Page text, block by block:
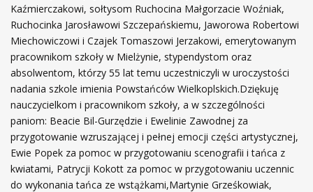
Kaźmierczakowi, sołtysom Ruchocina Małgorzacie Woźniak,
Ruchocinka Jarosławowi Szczepańskiemu, Jaworowa Robertowi
Miechowiczowi i Czajek Tomaszowi Jerzakowi, emerytowanym
pracownikom szkoły w Mielżynie, stypendystom oraz
absolwentom, którzy 55 lat temu uczestniczyli w uroczystości
nadania szkole imienia Powstańców Wielkoplskich.Dziękuję
nauczycielkom i pracownikom szkoły, a w szczególności
paniom: Beacie Bil-Gurzędzie i Ewelinie Zawodnej za
przygotowanie wzruszającej i pełnej emocji części artystycznej,
Ewie Popek za pomoc w przygotowaniu scenografii i tańca z
kwiatami, Patrycji Kokott za pomoc w przygotowaniu uczennic
do wykonania tańca ze wstążkami,Martynie Grześkowiak,